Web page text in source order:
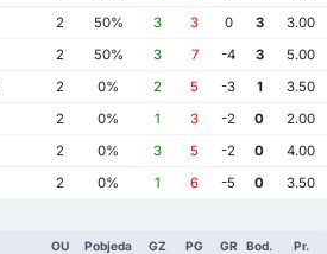
2 50% 3 3 0 3
3.00
2 50% 3 7 -4 3
5.00
2 0% 2 5 -3 1
3.50
2 0% 1 3 -2 0
2.00
2 0% 3 5 -2 0
4.00
2 0% 1 6 -5 0 3.50
OU Pobjeda GZ PG GR Bod. Pr.